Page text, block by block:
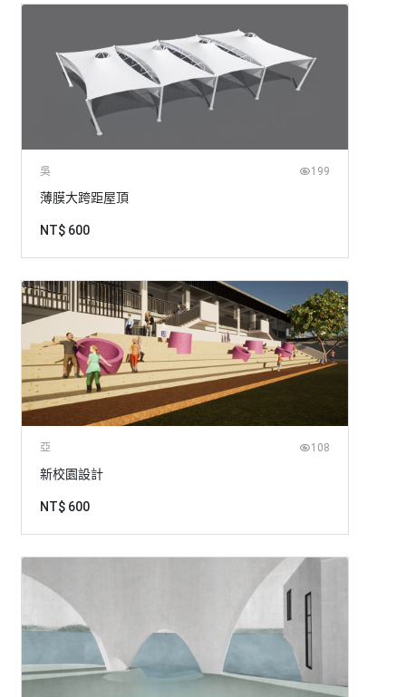
吳 199
薄膜大跨距屋頂
NT$ 600
亞 108
新校園設計
NT$ 600